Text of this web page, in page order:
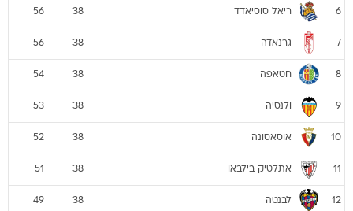
6 ריאל סוסיאדד 38
56
7 גרנאדה 38
56
8 חטאפה 38
54
9 ולנסיה 38
53
10 אוסאסונה 38
52
11 אתלטיק בילבאו 38
51
12 לבנטה 38
49